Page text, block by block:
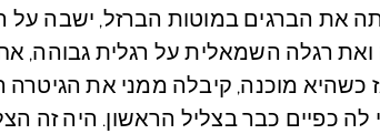
את הברגים במוטות הברזל, ישבה
ואת רגלה השמאלית על רגלית גבוהה,
כשהיא מוכנה, קיבלה ממני את הגיטרה
כפיים כבר בצליל הראשון. היה זה